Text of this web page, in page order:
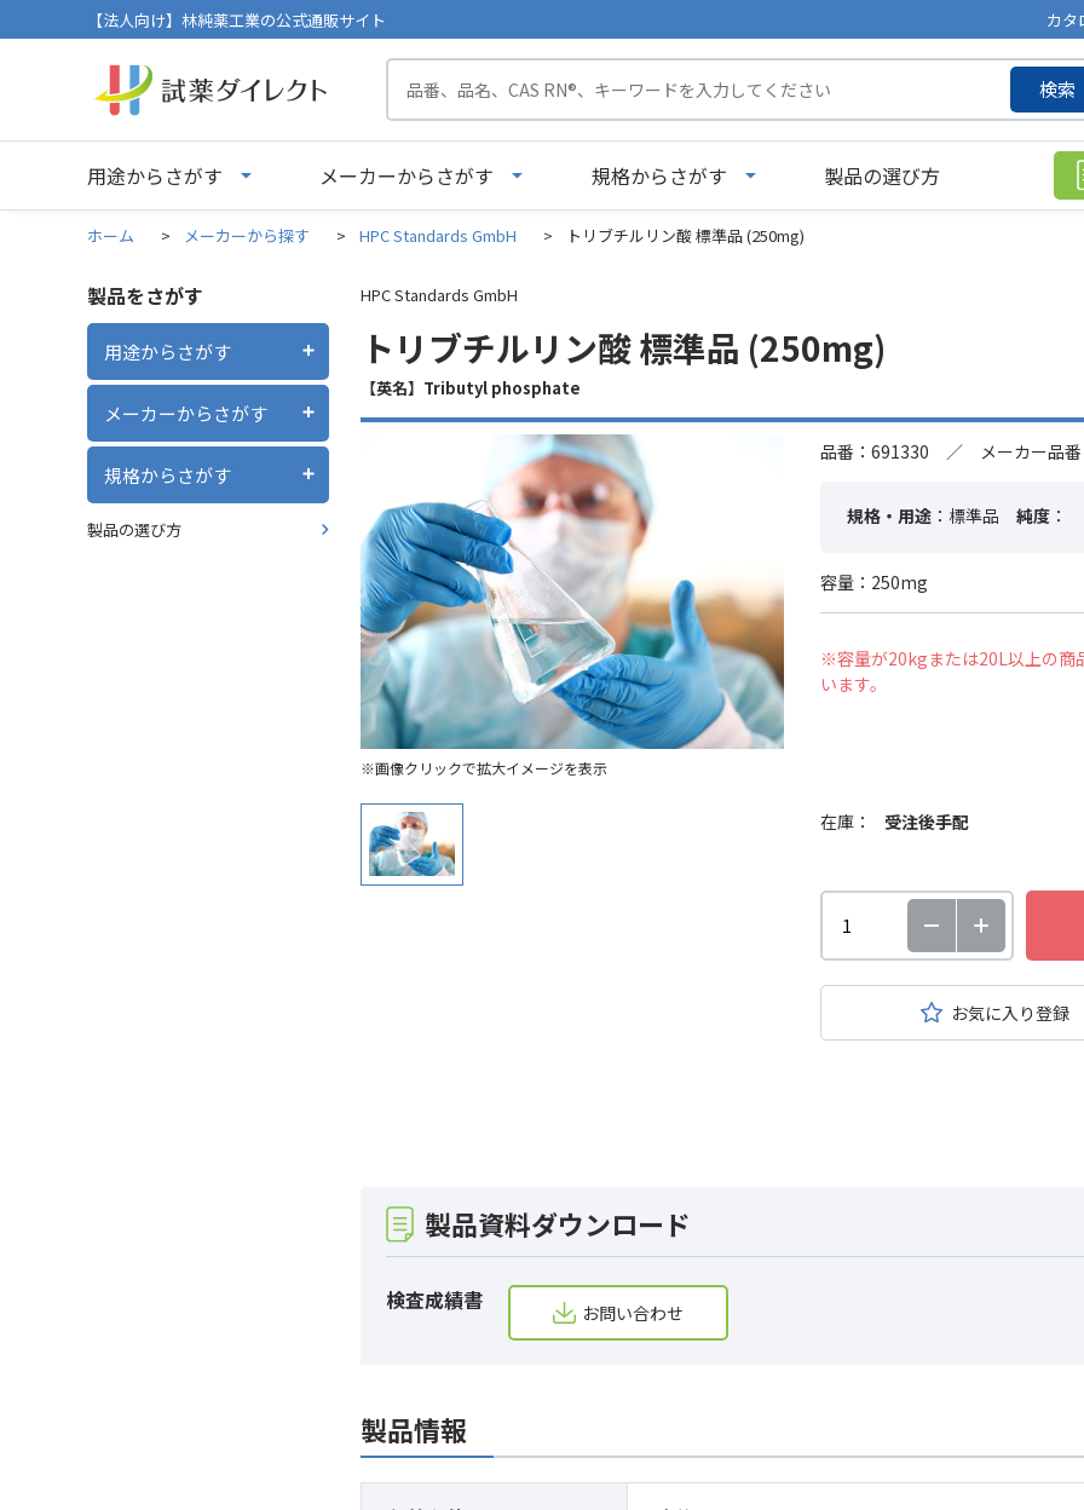
【法人向け】林純薬工業の公式通販サイト カタ
検索
用途からさがす メーカーからさがす 規格からさがす 製品の選び方
ホーム > メーカーから探す > HPC Standards GmbH > トリブチルリン酸 標準品 (250mg)
製品をさがす
用途からさがす
メーカーからさがす
規格からさがす
製品の選び方
HPC Standards GmbH
トリブチルリン酸 標準品 (250mg)
【英名】Tributyl phosphate
※画像クリックで拡大イメージを表示
品番：691330 ／ メーカー品番
規格・用途 ：標準品 純度 ：
容量：250mg
※容量が20kgまたは20L以上の商
います。
在庫： 受注後手配
お気に入り登録
製品資料ダウンロード
検査成績書 お問い合わせ
製品情報